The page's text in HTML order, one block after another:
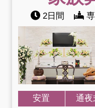
2日間
安置 通夜